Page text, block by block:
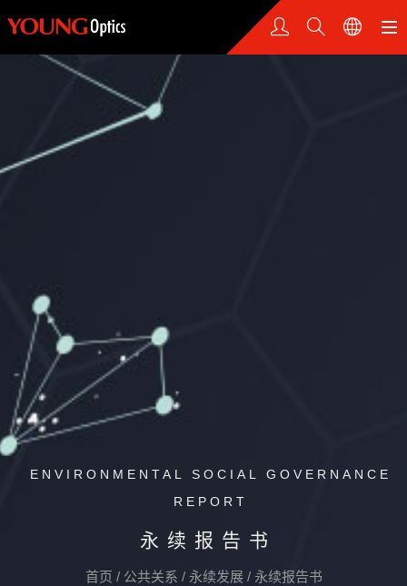
ENVIRONMENTAL SOCIAL GOVERNANCE
REPORT
永续报告书
首页 / 公共关系 / 永续发展 / 永续报告书